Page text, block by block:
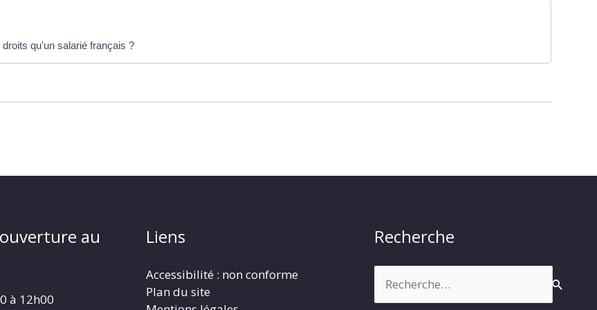
qu'un salarié français ?
au
à 12h00
Liens
Accessibilité : non conforme
Plan du site
Recherche